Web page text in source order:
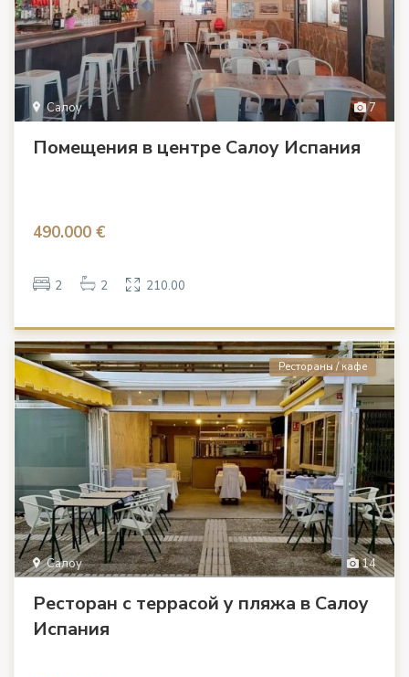
7
Салоу
Помещения в центре Салоу Испания
490.000 €
2 2 210.00
14
Салоу
Рестораны / кафе
Ресторан с террасой у пляжа в Салоу
Испания